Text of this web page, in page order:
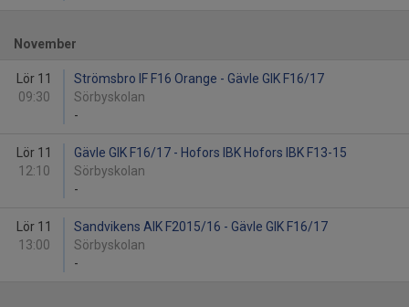
November
Lör 11
09:30
Strömsbro IF F16 Orange - Gävle GIK F16/17
Sörbyskolan
-
Lör 11
12:10
Gävle GIK F16/17 - Hofors IBK Hofors IBK F13-15
Sörbyskolan
-
Lör 11
13:00
Sandvikens AIK F2015/16 - Gävle GIK F16/17
Sörbyskolan
-